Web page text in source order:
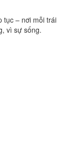
tục – nơi mỗi trái
vì sự sống.